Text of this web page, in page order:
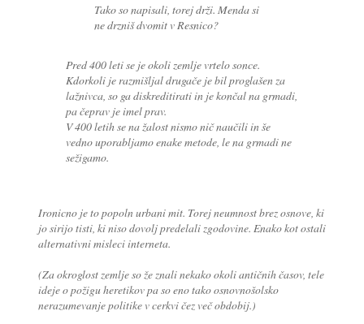
Tako so napisali, torej drži. Menda si
ne drzniš dvomit v Resnico?
Pred 400 leti se je okoli zemlje vrtelo sonce.
Kdorkoli je razmišljal drugače je bil proglašen za
lažnivca, so ga diskreditirati in je končal na grmadi,
pa čeprav je imel prav.
V 400 letih se na žalost nismo nič naučili in še
vedno uporabljamo enake metode, le na grmadi ne
sežigamo.
Ironicno je to popoln urbani mit. Torej neumnost brez osnove, ki
jo sirijo tisti, ki niso dovolj predelali zgodovine. Enako kot ostali
alternativni misleci interneta.
(Za okroglost zemlje so že znali nekako okoli antičnih časov, tele
ideje o požigu heretikov pa so eno tako osnovnošolsko
nerazumevanje politike v cerkvi čez več obdobij.)